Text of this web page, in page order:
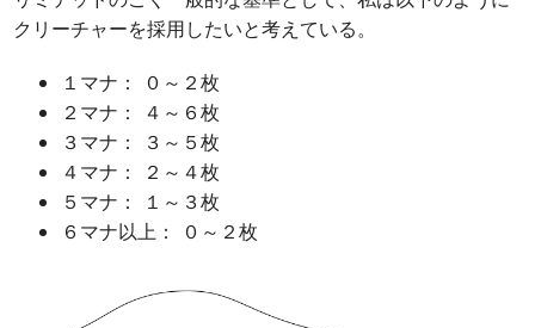
クリーチャーを採用したいと考えている。
１マナ： ０～２枚
２マナ： ４～６枚
３マナ： ３～５枚
４マナ： ２～４枚
５マナ： １～３枚
６マナ以上： ０～２枚